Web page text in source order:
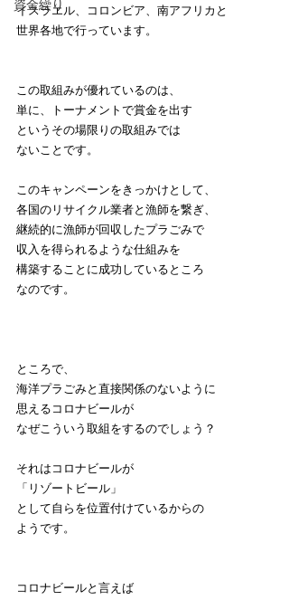
資金繰り
イスラエル、コロンビア、南アフリカと
世界各地で行っています。
この取組みが優れているのは、
単に、トーナメントで賞金を出す
というその場限りの取組みでは
ないことです。
このキャンペーンをきっかけとして、
各国のリサイクル業者と漁師を繋ぎ、
継続的に漁師が回収したプラごみで
収入を得られるような仕組みを
構築することに成功しているところ
なのです。
ところで、
海洋プラごみと直接関係のないように
思えるコロナビールが
なぜこういう取組をするのでしょう？
それはコロナビールが
「リゾートビール」
として自らを位置付けているからの
ようです。
コロナビールと言えば